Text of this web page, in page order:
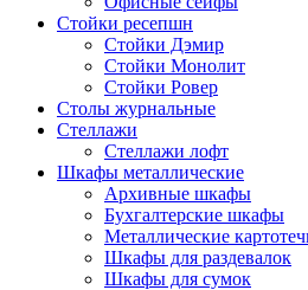
Стойки ресепшн
Стойки Дэмир
Стойки Монолит
Стойки Ровер
Столы журнальные
Стеллажи
Стеллажи лофт
Шкафы металлические
Архивные шкафы
Бухгалтерские шкафы
Металлические
Шкафы для раздевалок
Шкафы для сумок